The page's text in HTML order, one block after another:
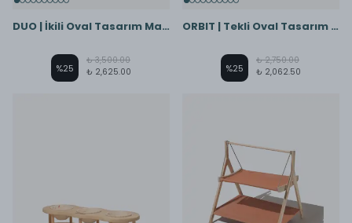
DUO | İkili Oval Tasarım Mama Kabı
%25
₺ 3,500.00
₺ 2,625.00
ORBIT | Tekli Oval Tasarım Mama Kabı
%25
₺ 2,750.00
₺ 2,062.50